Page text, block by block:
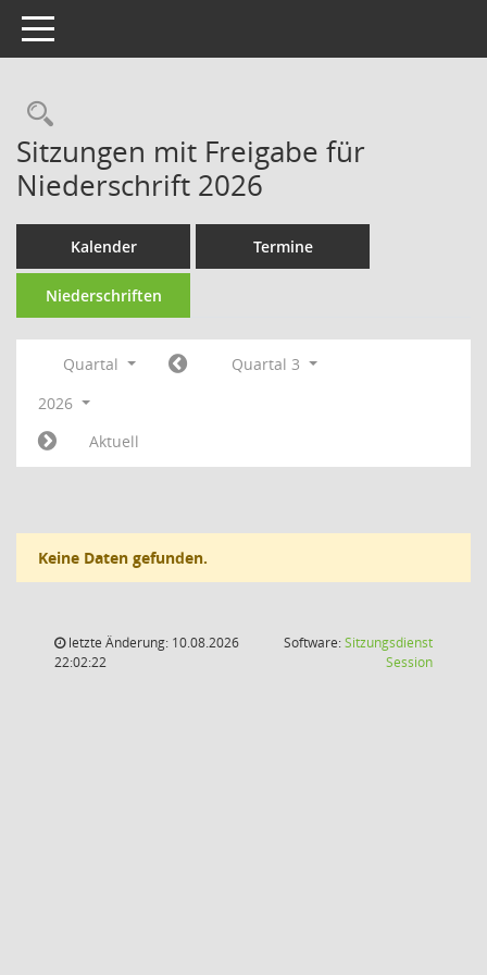
Toggle navigation
Rechercheauswahl
Sitzungen mit Freigabe für
Niederschrift 2026
Kalender Termine
Niederschriften
Quartal
Quartal 3
2026
Aktuell
Keine Daten gefunden.
letzte Änderung: 10.08.2026
22:02:22
Software:Sitzungsdienst
Session(Wird in